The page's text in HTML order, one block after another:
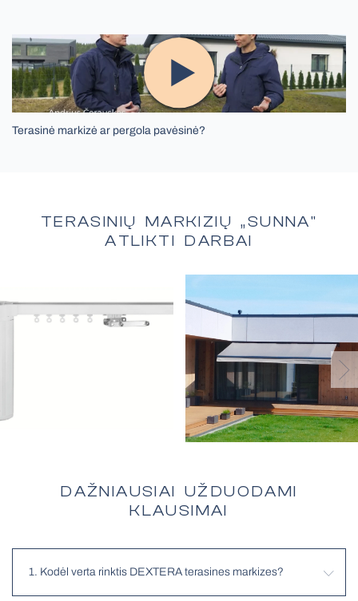
Terasinė markizė ar pergola pavėsinė?
TERASINIŲ MARKIZIŲ „SUNNA"
ATLIKTI DARBAI
DAŽNIAUSIAI UŽDUODAMI
KLAUSIMAI
1. Kodėl verta rinktis DEXTERA terasines markizes?